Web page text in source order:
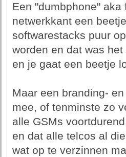
Een "dumbphone"
netwerkkant een
softwarestacks puur
worden en dat was
en je gaat een beetje
Maar een branding-
mee, of tenminste zo
alle GSMs
en dat alle telcos al
wat op te verzinnen